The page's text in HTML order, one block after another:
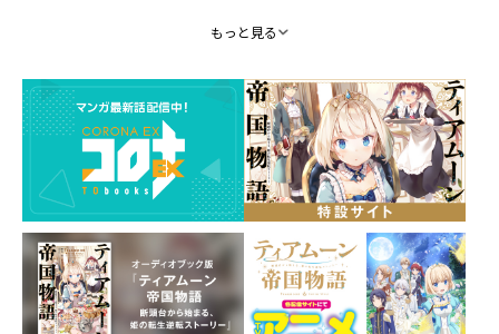
オンに作ってもらった選挙公約、乗馬での演説に、わた
くしのイメージカラーのスカーフも用意したのに。やっ
ぱり現生徒会長のラフィーナさまには全く通じません
あとは最終演説でどうにか逆転するしかありませんわ
ね。わたくしを信じて共に戦ってくれた人たちのために
も。そちらが本物の聖女なら、なんちゃって聖女のわた
くしが相手ですわ！
元（？）ポンコツ姫による、やり直しファンタジー第六
弾！
もっと見る